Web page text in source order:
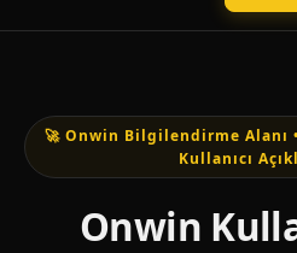
🚀 Onwin Bilgilendirme Alanı
Kullanıcı
Onwin